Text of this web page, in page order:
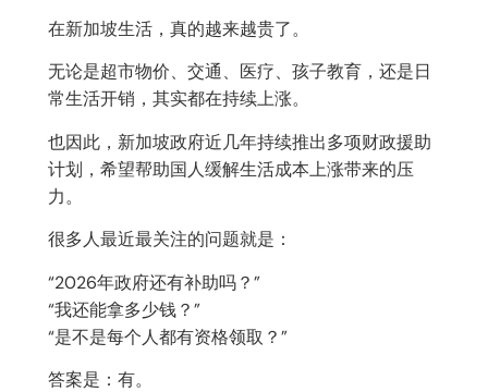
在新加坡生活，真的越来越贵了。
无论是超市物价、交通、医疗、孩子教育，还是日
常生活开销，其实都在持续上涨。
也因此，新加坡政府近几年持续推出多项财政援助
计划，希望帮助国人缓解生活成本上涨带来的压
力。
很多人最近最关注的问题就是：
“2026年政府还有补助吗？”
“我还能拿多少钱？”
“是不是每个人都有资格领取？”
答案是：有。